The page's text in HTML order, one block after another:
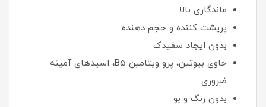
ماندگاری بالا
پرپشت کننده و حجم دهنده
بدون ایجاد سفیدک
حاوی بیوتین، پرو ویتامین B5، اسیدهای آمینه
ضروری
بدون رنگ و بو